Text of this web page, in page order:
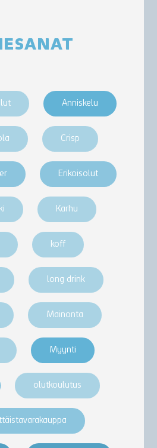
Anniskelu
Crisp
Erikoisolut
Karhu
koff
long drink
Mainonta
Myynti
olutkoulutus